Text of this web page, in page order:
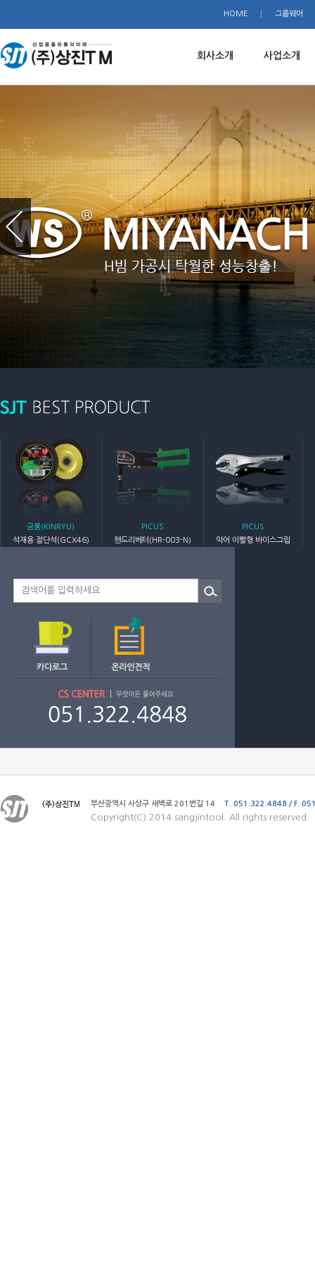
HOME 그룹웨어
회사소개
인사말
회사연혁
기업이념
사업장안내
사업소개
온라인카다로그
상진플러스
온라인주문시스
금룡(KINRYU)
석재용 절단석(GCX46)
PICUS
핸드리베터(HR-003-N)
PICUS
악어 이빨형 바이스그립
부산광역시 사상구 새벽로 201번길 14 T. 051.322.4848 / F.
Copyright(C) 2014 sangjintool. All rights reserved.